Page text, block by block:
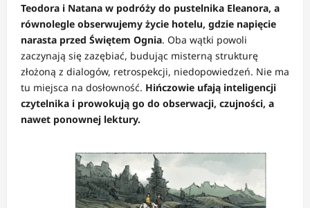
Teodora i Natana w podróży do pustelnika Eleanora, a
równolegle obserwujemy życie hotelu, gdzie napięcie
narasta przed Świętem Ognia. Oba wątki powoli
zaczynają się zazębiać, budując misterną strukturę
złożoną z dialogów, retrospekcji, niedopowiedzeń. Nie ma
tu miejsca na dosłowność. Hińczowie ufają inteligencji
czytelnika i prowokują go do obserwacji, czujności, a
nawet ponownej lektury.